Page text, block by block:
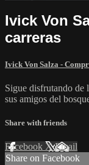
Ivick Von
carreras
Ivick Von Salza -
Sigue disfrutando de
sus amigos del
Share with friends
Facebook XEmail
Share on Facebook